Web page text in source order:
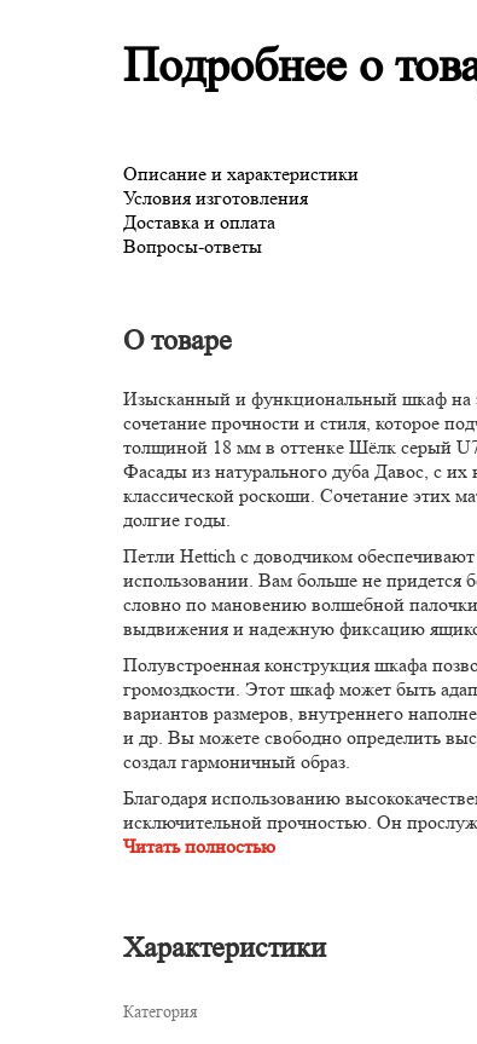
Подробнее о
Описание и характеристики
Условия изготовления
Доставка и оплата
Вопросы-ответы
О товаре
Изысканный и функциональный шкаф на
сочетание прочности и стиля, которое
толщиной 18 мм в оттенке Шёлк серый
Фасады из натурального дуба Давос, с
классической роскоши. Сочетание этих
долгие годы.
Петли Hettich с доводчиком
использовании. Вам больше не придется
словно по мановению волшебной
выдвижения и надежную фиксацию
Полувстроенная конструкция шкафа
громоздкости. Этот шкаф может быть
вариантов размеров, внутреннего
и др. Вы можете свободно определить
создал гармоничный образ.
Благодаря использованию
исключительной прочностью. Он
Читать полностью
Характеристики
Категория